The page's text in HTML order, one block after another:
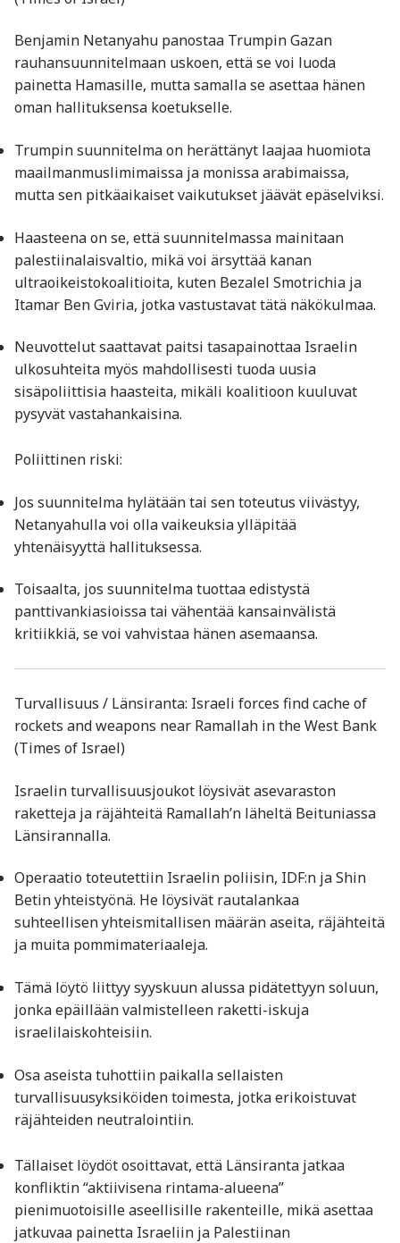
Benjamin Netanyahu panostaa Trumpin Gazan
rauhansuunnitelmaan uskoen, että se voi luoda
painetta Hamasille, mutta samalla se asettaa hänen
oman hallituksensa koetukselle.
Trumpin suunnitelma on herättänyt laajaa huomiota
maailmanmuslimimaissa ja monissa arabimaissa,
mutta sen pitkäaikaiset vaikutukset jäävät epäselviksi.
Haasteena on se, että suunnitelmassa mainitaan
palestiinalaisvaltio, mikä voi ärsyttää kanan
ultraoikeistokoalitioita, kuten Bezalel Smotrichia ja
Itamar Ben Gviria, jotka vastustavat tätä näkökulmaa.
Neuvottelut saattavat paitsi tasapainottaa Israelin
ulkosuhteita myös mahdollisesti tuoda uusia
sisäpoliittisia haasteita, mikäli koalitioon kuuluvat
pysyvät vastahankaisina.
Poliittinen riski:
Jos suunnitelma hylätään tai sen toteutus viivästyy,
Netanyahulla voi olla vaikeuksia ylläpitää
yhtenäisyyttä hallituksessa.
Toisaalta, jos suunnitelma tuottaa edistystä
panttivankiasioissa tai vähentää kansainvälistä
kritiikkiä, se voi vahvistaa hänen asemaansa.
Turvallisuus / Länsiranta: Israeli forces find cache of
rockets and weapons near Ramallah in the West Bank
(Times of Israel)
Israelin turvallisuusjoukot löysivät asevaraston
raketteja ja räjähteitä Ramallah’n läheltä Beituniassa
Länsirannalla.
Operaatio toteutettiin Israelin poliisin, IDF:n ja Shin
Betin yhteistyönä. He löysivät rautalankaa
suhteellisen yhteismitallisen määrän aseita, räjähteitä
ja muita pommimateriaaleja.
Tämä löytö liittyy syyskuun alussa pidätettyyn soluun,
jonka epäillään valmistelleen raketti-iskuja
israelilaiskohteisiin.
Osa aseista tuhottiin paikalla sellaisten
turvallisuusyksiköiden toimesta, jotka erikoistuvat
räjähteiden neutralointiin.
Tällaiset löydöt osoittavat, että Länsiranta jatkaa
konfliktin “aktiivisena rintama-alueena”
pienimuotoisille aseellisille rakenteille, mikä asettaa
jatkuvaa painetta Israeliin ja Palestiinan